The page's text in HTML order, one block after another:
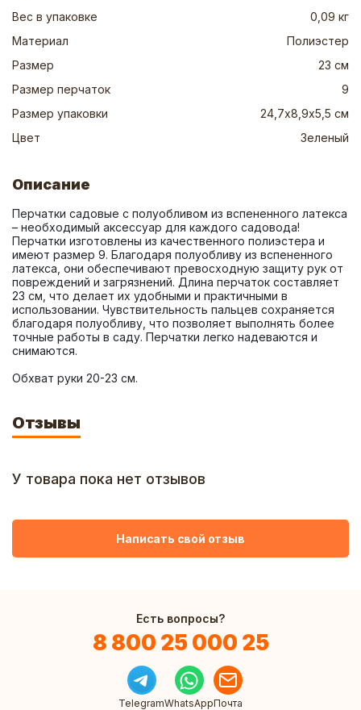
Вес в упаковке
0,09 кг
Материал
Полиэстер
Размер
23 см
Размер перчаток
9
Размер упаковки
24,7х8,9х5,5 см
Цвет
Зеленый
Описание
Перчатки садовые с полуобливом из вспененного латекса
– необходимый аксессуар для каждого садовода!
Перчатки изготовлены из качественного полиэстера и
имеют размер 9. Благодаря полуобливу из вспененного
латекса, они обеспечивают превосходную защиту рук от
повреждений и загрязнений. Длина перчаток составляет
23 см, что делает их удобными и практичными в
использовании. Чувствительность пальцев сохраняется
благодаря полуобливу, что позволяет выполнять более
точные работы в саду. Перчатки легко надеваются и
Обхват руки 20-23 см.
Отзывы
У товара пока нет отзывов
Написать свой отзыв
Есть вопросы?
8 800 25 000 25
TelegramWhatsAppПочта